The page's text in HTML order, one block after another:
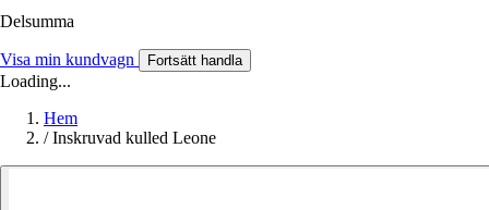
Delsumma
Visa min kundvagn Fortsätt handla
Loading...
Hem
/ Inskruvad kulled Leone